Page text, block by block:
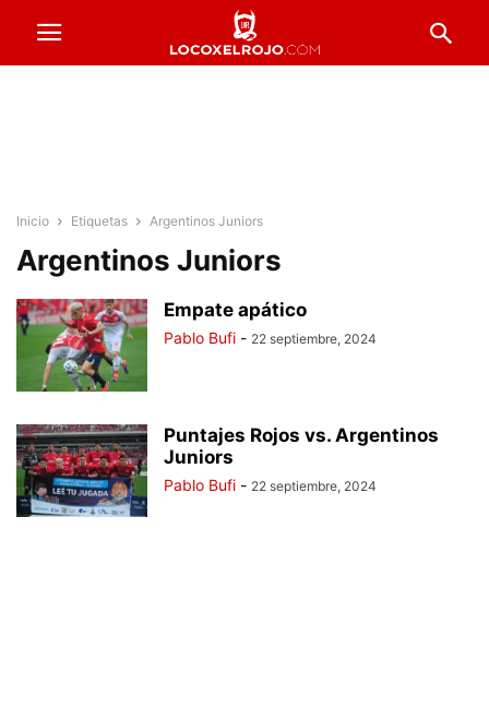
Inicio Etiquetas Argentinos Juniors
Argentinos Juniors
Empate apático
Pablo Bufi - 22 septiembre, 2024
Puntajes Rojos vs. Argentinos
Juniors
Pablo Bufi - 22 septiembre, 2024